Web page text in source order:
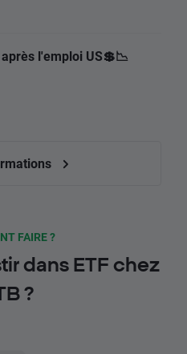
l'emploi US💲📉
FAIRE ?
dans ETF chez
?